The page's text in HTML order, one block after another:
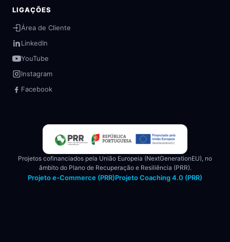
LIGAÇÕES
Área de Cliente
LinkedIn
YouTube
Instagram
Facebook
Projetos cofinanciados pela União Europeia (NextGenerationEU), no
âmbito do Plano de Recuperação e Resiliência (PRR).
Projeto e-Commerce (PRR)Projeto Coaching 4.0 (PRR)